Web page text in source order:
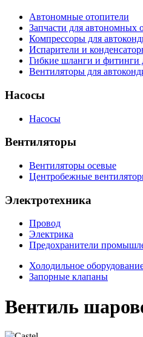
Автономные отопители
Запчасти для автономных
Компрессоры для
Испарители и
Гибкие шланги и фитинги
Вентиляторы для
Насосы
Насосы
Вентиляторы
Вентиляторы осевые
Центробежные
Электротехника
Провод
Электрика
Предохранители
Холодильное
Запорные клапаны
Вентиль